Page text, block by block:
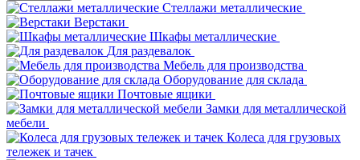
Стеллажи металлические
Верстаки
Шкафы металлические
Для раздевалок
Мебель для производства
Оборудование для склада
Почтовые ящики
Замки для металлической
мебели
Колеса для грузовых
тележек и тачек